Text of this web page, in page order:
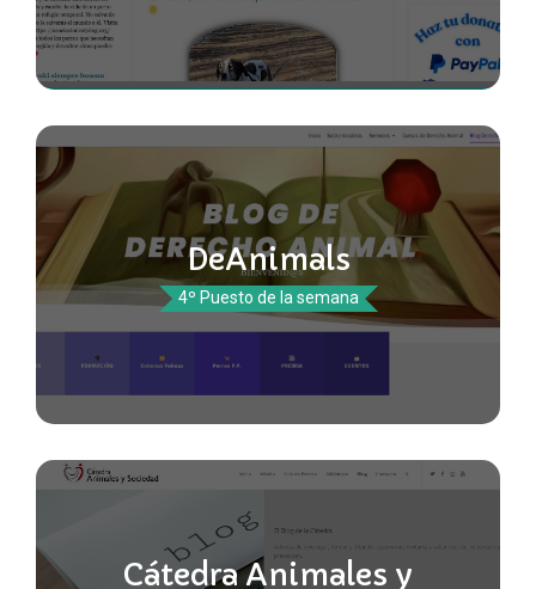
DeAnimals
4º Puesto de la semana
Cátedra Animales y